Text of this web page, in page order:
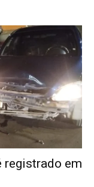
registrado em